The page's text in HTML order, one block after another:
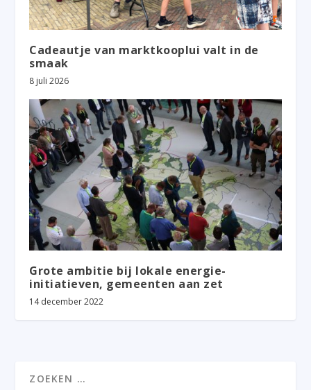
Cadeautje van marktkooplui valt in de
smaak
8 juli 2026
Grote ambitie bij lokale energie-
initiatieven, gemeenten aan zet
14 december 2022